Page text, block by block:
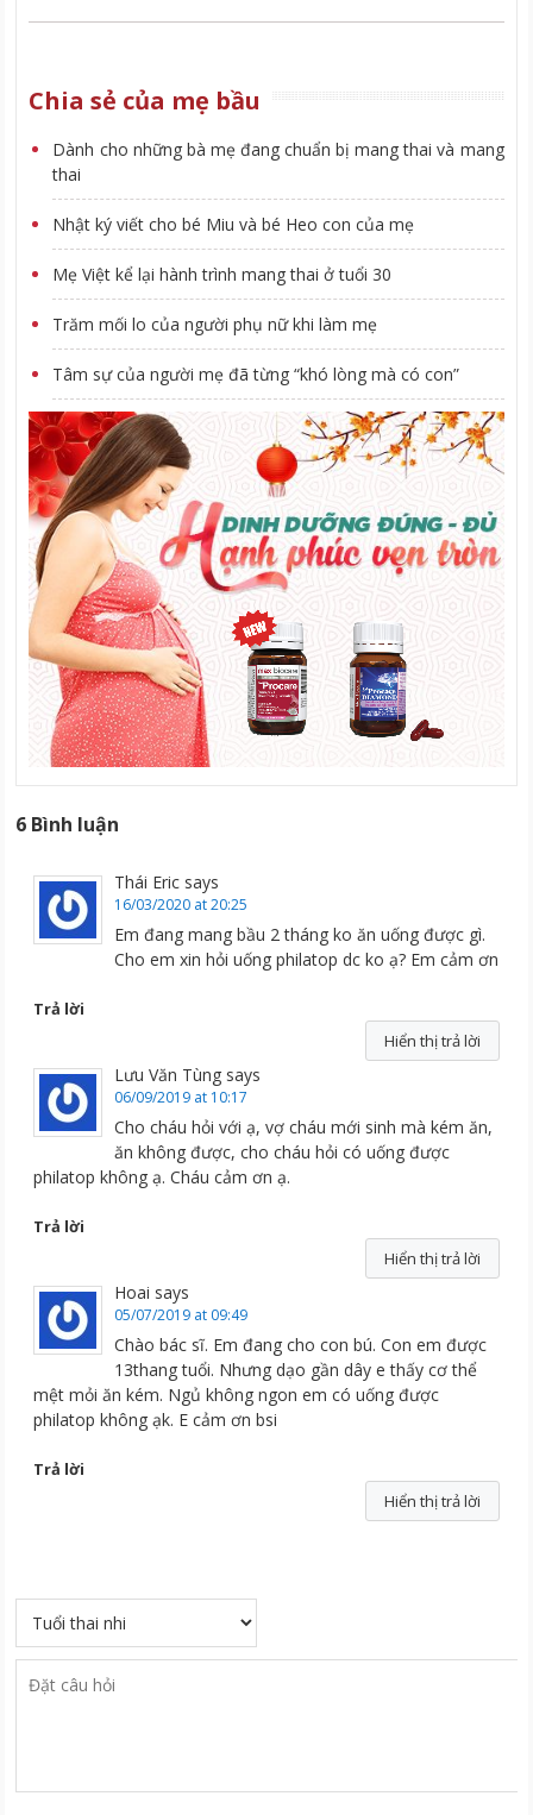
Chia sẻ của mẹ bầu
Dành cho những bà mẹ đang chuẩn bị mang thai và mang
thai
Nhật ký viết cho bé Miu và bé Heo con của mẹ
Mẹ Việt kể lại hành trình mang thai ở tuổi 30
Trăm mối lo của người phụ nữ khi làm mẹ
Tâm sự của người mẹ đã từng “khó lòng mà có con”
6 Bình luận
Thái Eric says
16/03/2020 at 20:25
Em đang mang bầu 2 tháng ko ăn uống được gì.
Cho em xin hỏi uống philatop dc ko ạ? Em cảm ơn
Trả lời
Hiển thị trả lời
Lưu Văn Tùng says
06/09/2019 at 10:17
Cho cháu hỏi với ạ, vợ cháu mới sinh mà kém ăn,
ăn không được, cho cháu hỏi có uống được
philatop không ạ. Cháu cảm ơn ạ.
Trả lời
Hiển thị trả lời
Hoai says
05/07/2019 at 09:49
Chào bác sĩ. Em đang cho con bú. Con em được
13thang tuổi. Nhưng dạo gần dây e thấy cơ thể
mệt mỏi ăn kém. Ngủ không ngon em có uống được
philatop không ạk. E cảm ơn bsi
Trả lời
Hiển thị trả lời